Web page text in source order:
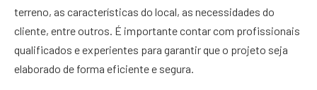
terreno, as características do local, as necessidades do
cliente, entre outros. É importante contar com profissionais
qualificados e experientes para garantir que o projeto seja
elaborado de forma eficiente e segura.